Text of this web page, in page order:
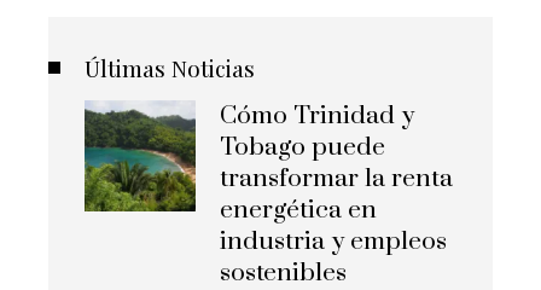
Últimas Noticias
Cómo Trinidad y
Tobago puede
transformar la renta
energética en
industria y empleos
sostenibles